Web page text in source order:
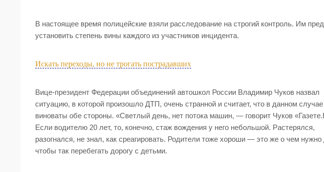
В настоящее время полицейские взяли расследование на строгий контроль. Им
установить степень вины каждого из участников инцидента.
Искать переходы, но не трогать пострадавших
Вице-президент Федерации объединений автошкол России Владимир Чуков назвал
ситуацию, в которой произошло ДТП, очень странной и считает, что в данном случае
виноваты обе стороны. «Светлый день, нет потока машин, — говорит Чуков
Если водителю 20 лет, то, конечно, стаж вождения у него небольшой. Растерялся,
разогнался, не знал, как среагировать. Родители тоже хороши — это же о чем нужно
чтобы так перебегать дорогу с детьми.